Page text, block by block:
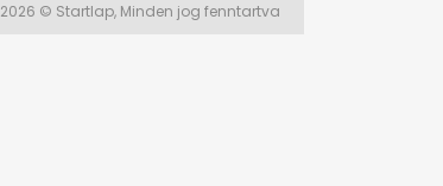
2026 © Startlap, Minden jog fenntartva